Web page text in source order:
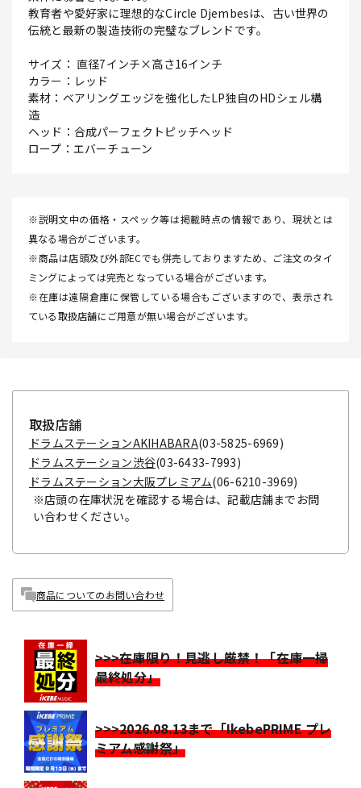
教育者や愛好家に理想的なCircle Djembesは、古い世界の
伝統と最新の製造技術の完璧なブレンドです。
サイズ： 直径7インチ×高さ16インチ
カラー：レッド
素材：ベアリングエッジを強化したLP独自のHDシェル構
造
ヘッド：合成パーフェクトピッチヘッド
ロープ：エバーチューン
※説明文中の価格・スペック等は掲載時点の情報であり、現状とは
異なる場合がございます。
※商品は店頭及び外部ECでも併売しておりますため、ご注文のタイ
ミングによっては完売となっている場合がございます。
※在庫は遠隔倉庫に保管している場合もございますので、表示され
ている取扱店舗にご用意が無い場合がございます。
取扱店舗
ドラムステーションAKIHABARA(03-5825-6969)
ドラムステーション渋谷(03-6433-7993)
ドラムステーション大阪プレミアム(06-6210-3969)
※店頭の在庫状況を確認する場合は、記載店舗までお問
い合わせください。
商品についてのお問い合わせ
>>>在庫限り！見逃し厳禁！「在庫一掃
最終処分」
>>>2026.08.13まで「IkebePRIME プレ
ミアム感謝祭」